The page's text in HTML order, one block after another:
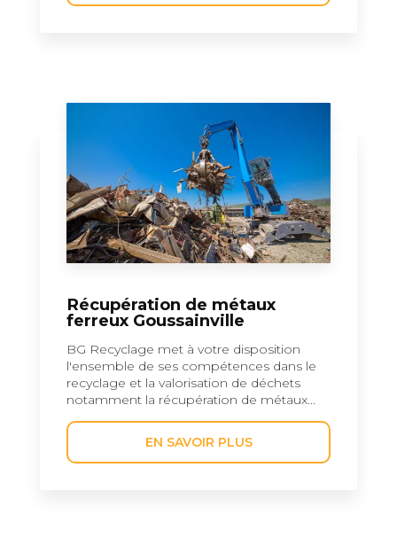
Récupération de métaux
ferreux Goussainville
BG Recyclage met à votre disposition
l'ensemble de ses compétences dans le
recyclage et la valorisation de déchets
notamment la récupération de métaux...
EN SAVOIR PLUS